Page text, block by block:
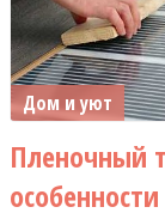
Дом и уют
Пленочный